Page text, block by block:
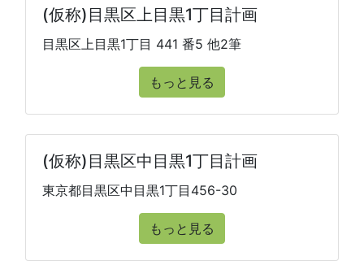
(仮称)目黒区上目黒1丁目計画
目黒区上目黒1丁目 441 番5 他2筆
もっと見る
(仮称)目黒区中目黒1丁目計画
東京都目黒区中目黒1丁目456-30
もっと見る